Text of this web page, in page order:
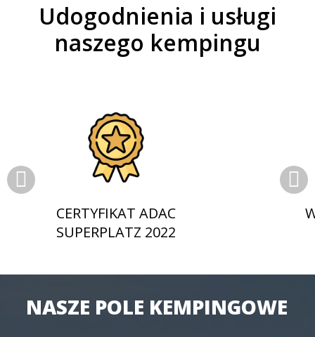
Udogodnienia i usługi
naszego kempingu
CERTYFIKAT ADAC
SUPERPLATZ 2022
NASZE POLE KEMPINGOWE